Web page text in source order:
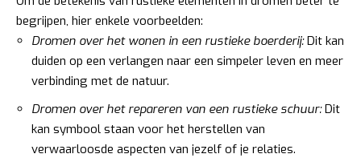
begrijpen, hier enkele voorbeelden:
Dromen over het wonen in een rustieke boerderij:Dit kan
duiden op een verlangen naar een simpeler leven en meer
verbinding met de natuur.
Dromen over het repareren van een rustieke schuur:Dit
kan symbool staan voor het herstellen van
verwaarloosde aspecten van jezelf of je relaties.